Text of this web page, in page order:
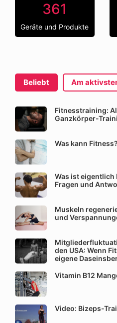
361
Geräte und Produkte
Beliebt Am
Fitnesstraining:
Ganzkörper-
Was kann Fitness?
Was ist eigentlich
Fragen und
Muskeln
und
den USA: Wenn
eigene
Vitamin B12
Video: Bizeps-